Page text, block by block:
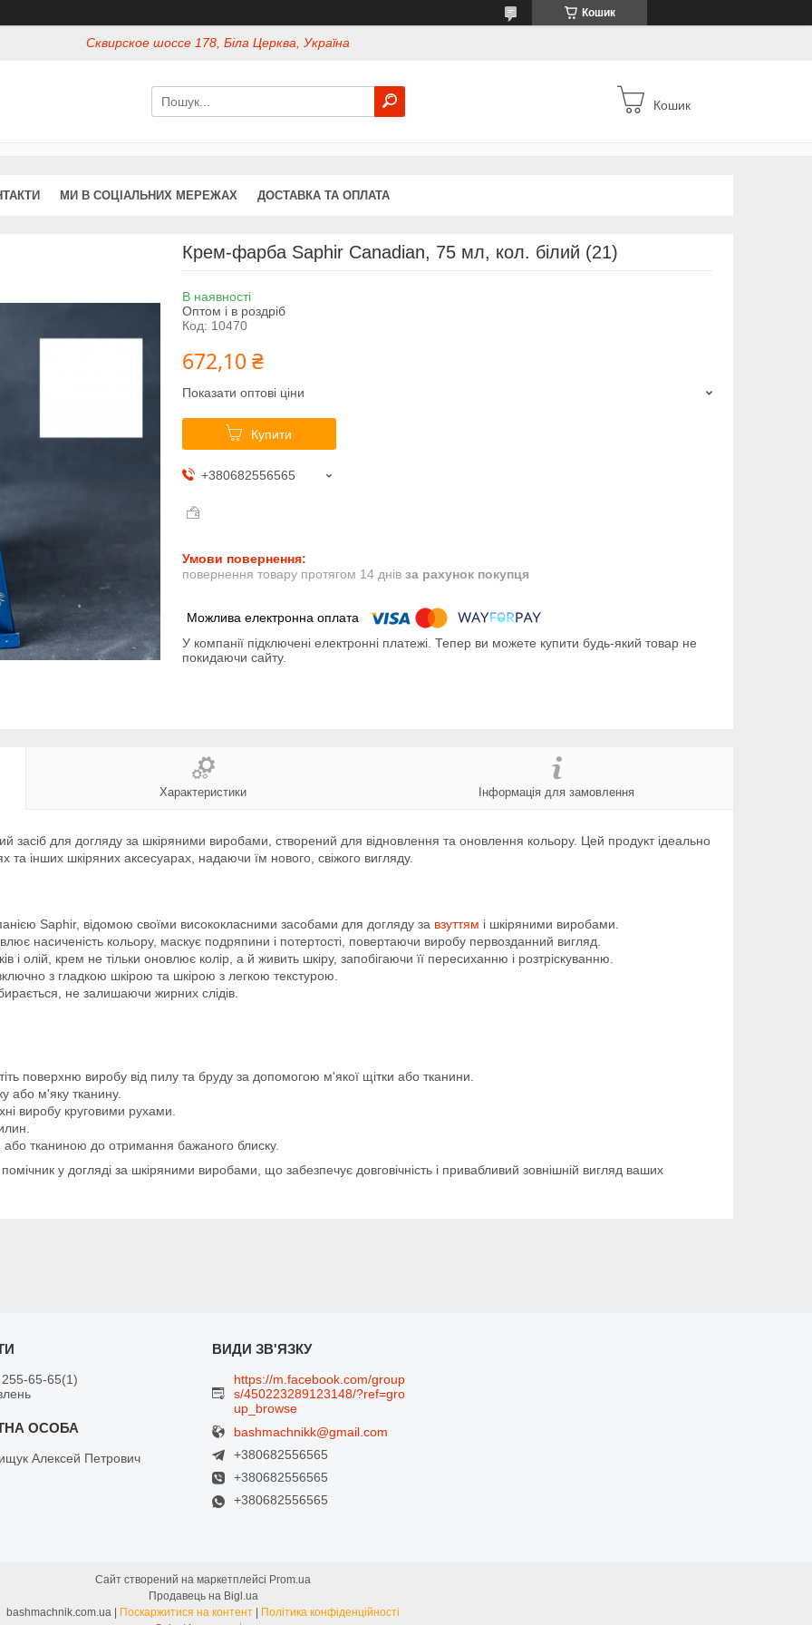
Кошик
Сквирское шоссе 178, Біла Церква, Україна
Кошик
МИ В СОЦІАЛЬНИХ МЕРЕЖАХ ДОСТАВКА ТА ОПЛАТА
Крем-фарба Saphir Canadian, 75 мл, кол. білий (21)
В наявності
Оптом і в роздріб
Код: 10470
672,10 ₴
Показати оптові ціни
Купити
+380682556565
повернення товару протягом 14 днів за рахунок покупця
У компанії підключені електронні платежі. Тепер ви можете купити будь-який товар не
покидаючи сайту.
Характеристики Інформація для замовлення
засіб для догляду за шкіряними виробами, створений для відновлення та оновлення кольору. Цей продукт ідеально
та інших шкіряних аксесуарах, надаючи їм нового, свіжого вигляду.
Saphir, відомою своїми висококласними засобами для догляду за взуттям і шкіряними виробами.
насиченість кольору, маскує подряпини і потертості, повертаючи виробу первозданний вигляд.
і олій, крем не тільки оновлює колір, а й живить шкіру, запобігаючи її пересиханню і розтріскуванню.
з гладкою шкірою та шкірою з легкою текстурою.
не залишаючи жирних слідів.
поверхню виробу від пилу та бруду за допомогою м'якої щітки або тканини.
або м'яку тканину.
виробу круговими рухами.
тканиною до отримання бажаного блиску.
у догляді за шкіряними виробами, що забезпечує довговічність і привабливий зовнішній вигляд ваших
65-65 1
Алексей Петрович
https://m.facebook.com/group
s/450223289123148/?ref=gro
up_browse
bashmachnikk@gmail.com
+380682556565
+380682556565
+380682556565
Сайт створений на маркетплейсі Prom.ua
Продавець на Bigl.ua
bashmachnik.com.ua | Поскаржитися на контент | Політика конфіденційності